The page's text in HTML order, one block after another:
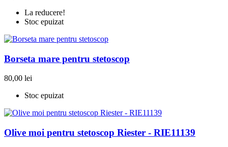
La reducere!
Stoc epuizat
Borseta mare pentru stetoscop
80,00 lei
Stoc epuizat
Olive moi pentru stetoscop Riester - RIE11139